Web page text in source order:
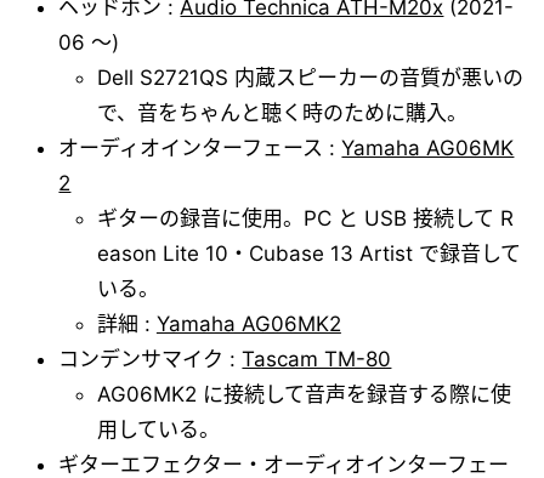
ヘッドホン : Audio Technica ATH-M20x (2021-
06 ～)
Dell S2721QS 内蔵スピーカーの音質が悪いの
で、音をちゃんと聴く時のために購入。
オーディオインターフェース :Yamaha AG06MK
2
ギターの録音に使用。PC と USB 接続して R
eason Lite 10・Cubase 13 Artist で録音して
いる。
詳細 : Yamaha AG06MK2
コンデンサマイク :Tascam TM-80
AG06MK2 に接続して音声を録音する際に使
用している。
ギターエフェクター・オーディオインターフェー